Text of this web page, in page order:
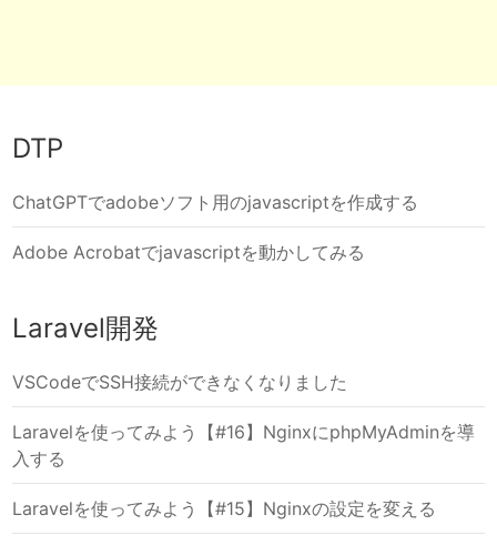
DTP
ChatGPTでadobeソフト用のjavascriptを作成する
Adobe Acrobatでjavascriptを動かしてみる
Laravel開発
VSCodeでSSH接続ができなくなりました
Laravelを使ってみよう【#16】NginxにphpMyAdminを導
入する
Laravelを使ってみよう【#15】Nginxの設定を変える